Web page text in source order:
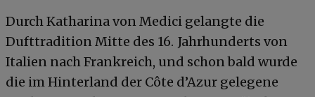
Durch Katharina von Medici gelangte die
Dufttradition Mitte des 16. Jahrhunderts von
Italien nach Frankreich, und schon bald wurde
die im Hinterland der Côte d’Azur gelegene